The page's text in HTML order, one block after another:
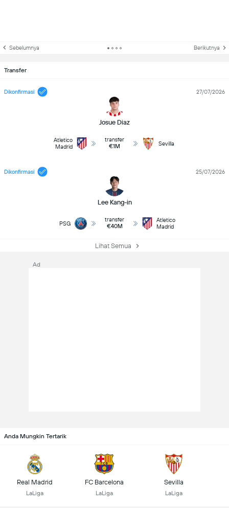
Sebelumnya Berikutnya
Transfer
Dikonfirmasi
Josue Diaz
27/07/2026
Atletico
Madrid
transfer
€1M
Sevilla
Dikonfirmasi
Lee Kang-in
25/07/2026
PSG
transfer
€40M
Atletico
Madrid
Lihat Semua
Ad
Anda Mungkin Tertarik
Real Madrid
LaLiga
FC Barcelona
LaLiga
Sevilla
LaLiga